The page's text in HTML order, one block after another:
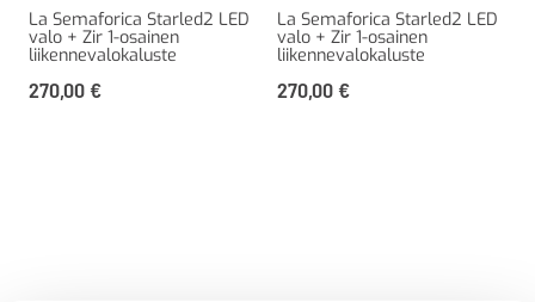
La Semaforica Starled2 LED
valo + Zir 1-osainen
liikennevalokaluste
270,00 €
La Semaforica Starled2 LED
valo + Zir 1-osainen
liikennevalokaluste
270,00 €